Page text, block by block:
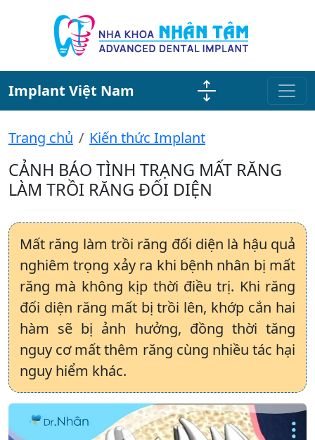
Implant Việt Nam
Trang chủ Kiến thức Implant
CẢNH BÁO TÌNH TRẠNG MẤT RĂNG
LÀM TRỒI RĂNG ĐỐI DIỆN
Mất răng làm trồi răng đối diện là hậu quả
nghiêm trọng xảy ra khi bệnh nhân bị mất
răng mà không kịp thời điều trị. Khi răng
đối diện răng mất bị trồi lên, khớp cắn hai
hàm sẽ bị ảnh hưởng, đồng thời tăng
nguy cơ mất thêm răng cùng nhiều tác hại
nguy hiểm khác.